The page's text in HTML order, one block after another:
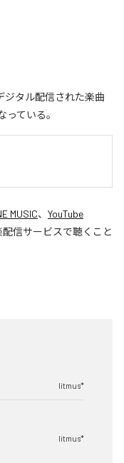
ジタル配信された楽曲
っている。
MUSIC、 YouTube
信サービスで聴くこと
litmus*
litmus*